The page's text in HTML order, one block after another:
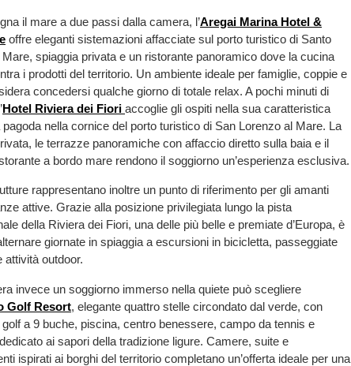
il mare a due passi dalla camera, l’Aregai Marina Hotel &
offre eleganti sistemazioni affacciate sul porto turistico di Santo
Mare, spiaggia privata e un ristorante panoramico dove la cucina
i prodotti del territorio. Un ambiente ideale per famiglie, coppie e
concedersi qualche giorno di totale relax. A pochi minuti di
Hotel Riviera dei Fiori accoglie gli ospiti nella sua caratteristica
nella cornice del porto turistico di San Lorenzo al Mare. La
le terrazze panoramiche con affaccio diretto sulla baia e il
a bordo mare rendono il soggiorno un’esperienza esclusiva.
rappresentano inoltre un punto di riferimento per gli amanti
attive. Grazie alla posizione privilegiata lungo la pista
della Riviera dei Fiori, una delle più belle e premiate d’Europa, è
giornate in spiaggia a escursioni in bicicletta, passeggiate
attività outdoor.
invece un soggiorno immerso nella quiete può scegliere
Golf Resort, elegante quattro stelle circondato dal verde, con
a 9 buche, piscina, centro benessere, campo da tennis e
ai sapori della tradizione ligure. Camere, suite e
ispirati ai borghi del territorio completano un’offerta ideale per una